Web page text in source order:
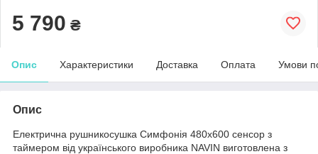
5 790 ₴
Опис Характеристики Доставка Оплата Умови
Опис
Електрична рушникосушка Симфонія 480х600 сенсор з
таймером від українського виробника NAVIN виготовлена з